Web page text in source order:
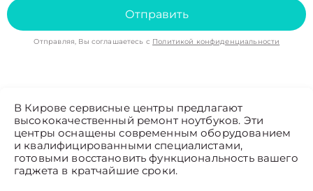
Отправить
Отправляя, Вы соглашаетесь с Политикой конфиденциальности
В Кирове сервисные центры предлагают
высококачественный ремонт ноутбуков. Эти
центры оснащены современным оборудованием
и квалифицированными специалистами,
готовыми восстановить функциональность вашего
гаджета в кратчайшие сроки.